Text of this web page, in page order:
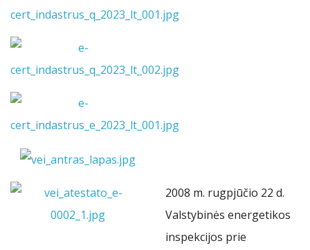
2008 m. rugpjūčio 22 d.
Valstybinės energetikos
inspekcijos prie